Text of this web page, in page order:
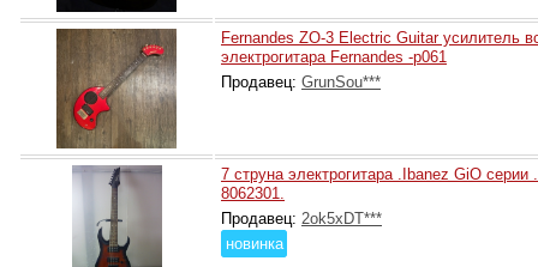
Fernandes ZO-3 Electric Guitar усилитель
электрогитара Fernandes -p061
Продавец: GrunSou***
7 струна электрогитара .Ibanez GiO серии
8062301.
Продавец: 2ok5xDT***
новинка